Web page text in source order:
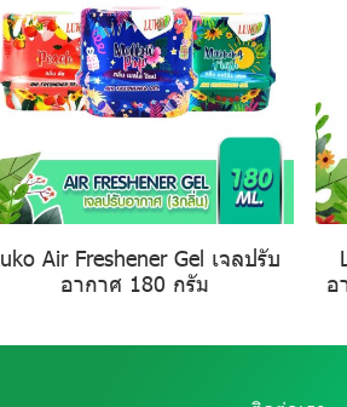
Air Freshener Gel เจลปรับ
อากาศ 180 กรัม
อ